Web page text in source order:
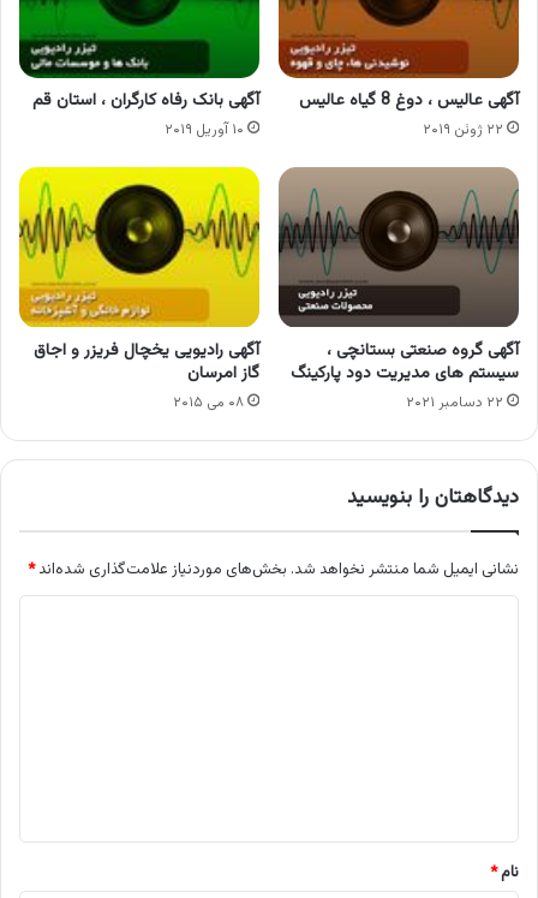
آگهی عالیس ، دوغ 8 گیاه عالیس
۲۲ ژوئن ۲۰۱۹
آگهی بانک رفاه کارگران ، استان قم
۱۰ آوریل ۲۰۱۹
آگهی گروه صنعتی بستانچی ،
سیستم های مدیریت دود پارکینگ
۲۲ دسامبر ۲۰۲۱
آگهی رادیویی یخچال فریزر و اجاق
گاز امرسان
۰۸ می ۲۰۱۵
دیدگاهتان را بنویسید
نشانی ایمیل شما منتشر نخواهد شد. بخش‌های موردنیاز علامت‌گذاری شده‌اند*
نام*